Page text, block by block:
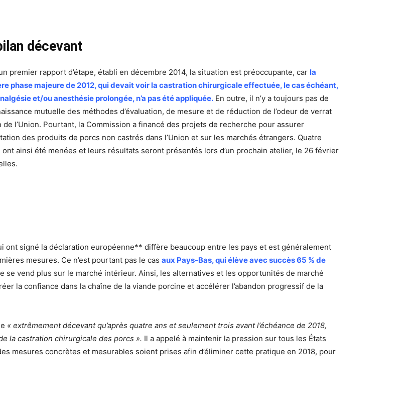
décevant
premier rapport d’étape, établi en décembre 2014, la situation est préoccupante, car la
phase majeure de 2012, qui devait voir la castration chirurgicale effectuée, le cas échéant,
et/ou anesthésie prolongée, n’a pas été appliquée. En outre, il n’y a toujours pas de
mutuelle des méthodes d’évaluation, de mesure et de réduction de l’odeur de verrat
de l’Union. Pourtant, la Commission a financé des projets de recherche pour assurer
des produits de porcs non castrés dans l’Union et sur les marchés étrangers. Quatre
ont ainsi été menées et leurs résultats seront présentés lors d’un prochain atelier, le 26 février
ont signé la déclaration européenne** diffère beaucoup entre les pays et est généralement
mesures. Ce n’est pourtant pas le cas aux Pays-Bas, qui élève avec succès 65 % de
se vend plus sur le marché intérieur. Ainsi, les alternatives et les opportunités de marché
la confiance dans la chaîne de la viande porcine et accélérer l’abandon progressif de la
« extrêmement décevant qu’après quatre ans et seulement trois avant l’échéance de 2018,
la castration chirurgicale des porcs ». Il a appelé à maintenir la pression sur tous les États
mesures concrètes et mesurables soient prises afin d’éliminer cette pratique en 2018, pour